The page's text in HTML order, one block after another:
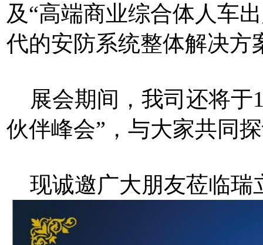
及“高端商业综合体人车
代的安防系统整体解决方
展会期间，我司还将于
伙伴峰会”，与大家共同
现诚邀广大朋友莅临瑞